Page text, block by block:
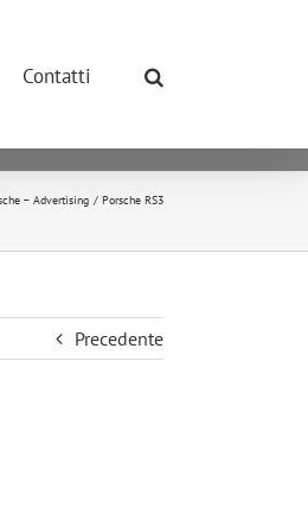
Contatti
– Advertising Porsche RS3
Precedente